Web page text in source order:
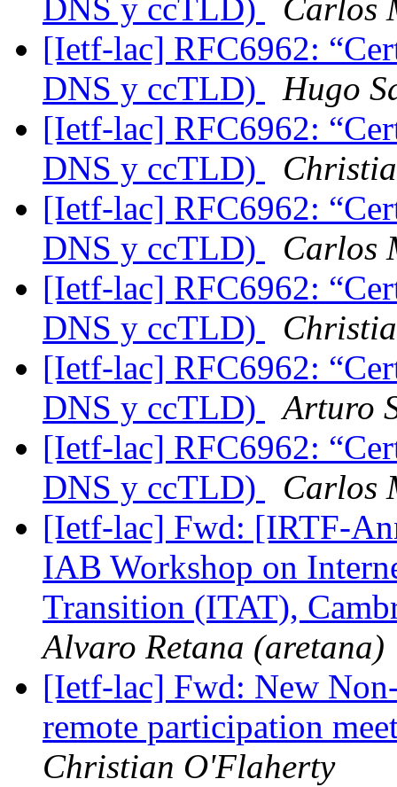
DNS y ccTLD)
Carlos
[Ietf-lac] RFC6962:
DNS y ccTLD)
Hugo
[Ietf-lac] RFC6962:
DNS y ccTLD)
[Ietf-lac] RFC6962:
DNS y ccTLD)
Carlos
[Ietf-lac] RFC6962:
DNS y ccTLD)
[Ietf-lac] RFC6962:
DNS y ccTLD)
Arturo
[Ietf-lac] RFC6962:
DNS y ccTLD)
Carlos
[Ietf-lac] Fwd: [IRTF-
IAB Workshop on
Transition (ITAT),
Alvaro Retana (aretana)
[Ietf-lac] Fwd: New
remote participation
Christian O'Flaherty